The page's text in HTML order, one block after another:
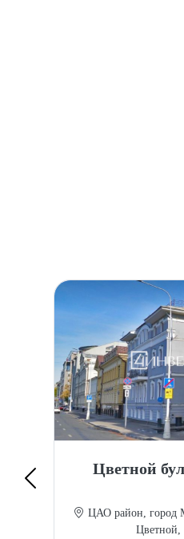
Цветной
ЦАО район, город
Цветной,